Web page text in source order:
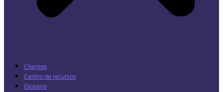
Clientes
Centro de recursos
Glosario